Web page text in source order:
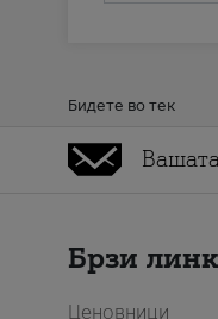
Бидете во тек
Брзи
Ценовници